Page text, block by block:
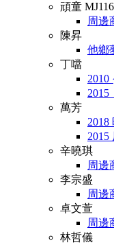
頑童 MJ116
周邊
陳昇
他鄉
丁噹
2015
萬芳
2018
2015
辛曉琪
周邊
李宗盛
周邊
卓文萱
周邊
林哲儀